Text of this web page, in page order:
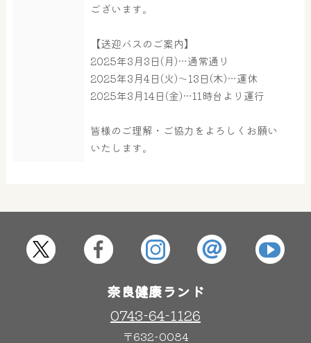
屋内レジャープール
はしゃきっズ
ございます。
【送迎バスのご案内】
2025年3月3日(月)…通常通り
2025年3月4日(火)～13日(木)…運休
2025年3月14日(金)…11時台より運行
皆様のご理解・ご協力をよろしくお願い
いたします。
奈良健康ランド
0743-64-1126
〒632-0084